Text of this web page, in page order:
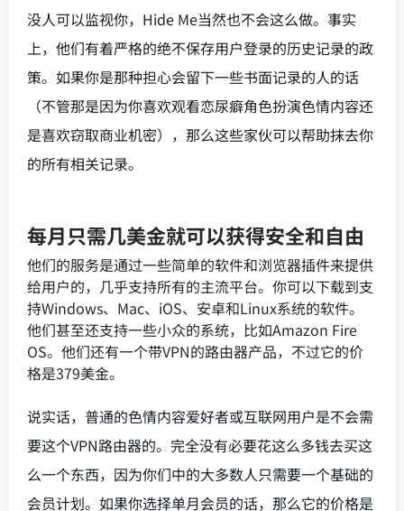
没人可以监视你，Hide Me当然也不会这么做。事实
上，他们有着严格的绝不保存用户登录的历史记录的政
策。如果你是那种担心会留下一些书面记录的人的话
（不管那是因为你喜欢观看恋尿癖角色扮演色情内容还
是喜欢窃取商业机密），那么这些家伙可以帮助抹去你
的所有相关记录。
每月只需几美金就可以获得安全和自由
他们的服务是通过一些简单的软件和浏览器插件来提供
给用户的，几乎支持所有的主流平台。你可以下载到支
持Windows、Mac、iOS、安卓和Linux系统的软件。
他们甚至还支持一些小众的系统，比如Amazon Fire
OS。他们还有一个带VPN的路由器产品，不过它的价
格是379美金。
说实话，普通的色情内容爱好者或互联网用户是不会需
要这个VPN路由器的。完全没有必要花这么多钱去买这
么一个东西，因为你们中的大多数人只需要一个基础的
会员计划。如果你选择单月会员的话，那么它的价格是